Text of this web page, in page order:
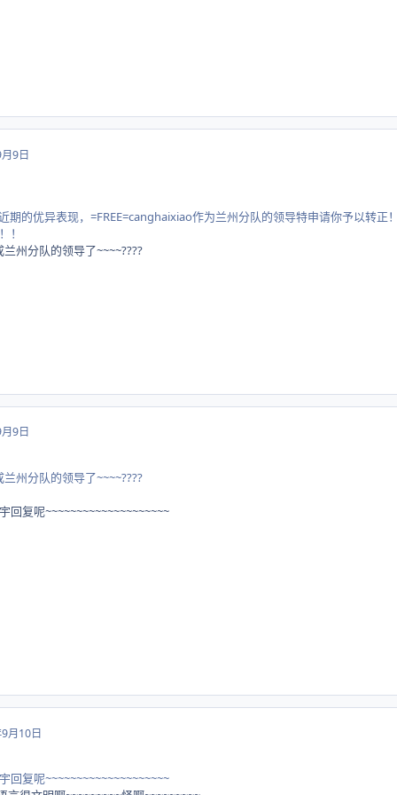
9日
期的优异表现，=FREE=canghaixiao作为兰州分队的领导特申请你予以转正
！
州分队的领导了~~~~????
9日
州分队的领导了~~~~????
复呢~~~~~~~~~~~~~~~~~~~~
月10日
复呢~~~~~~~~~~~~~~~~~~~~